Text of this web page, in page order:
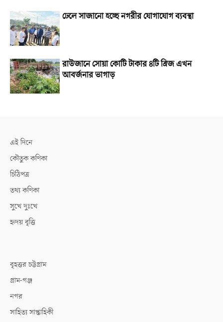
ঢেলে সাজানো হচ্ছে নগরীর যোগাযোগ ব্যবস্থা
রাউজানে সোয়া কোটি টাকার ৪টি ব্রিজ এখন
আবর্জনার ভাগাড়
এই দিনে
কৌতুক কণিকা
চিঠিপত্র
তথ্য কণিকা
সুখে দুঃখে
হৃদয় বৃত্তি
বৃহত্তর চট্টগ্রাম
গ্রাম-গঞ্জ
নগর
সাহিত্য সাপ্তাহিকী